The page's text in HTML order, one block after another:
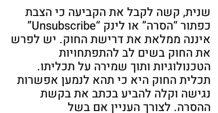
שנית, קשה לקבל את הקביעה כי הצבת
כפתור “הסרה” או לינק “Unsubscribe”
איננה ממלאת את דרישת החוק. יש לפרש
את החוק בשים לב להתפתחויות
הטכנולוגיות ותוך שמירה על תכליתו.
תכלית החוק היא כי תהא לנמען אפשרות
נגישה וקלה להביע בכתב את בקשת
ההסרה. לצורך העניין אם בשל